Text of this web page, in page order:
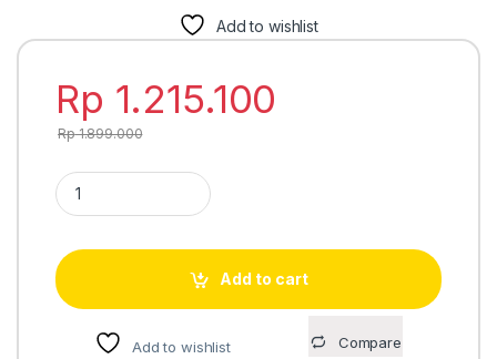
Add to wishlist
Rp 1.215.100
Rp1.899.000
Casio A120WEGG-1B full digital quantity
Add to cart
Add to wishlist Compare